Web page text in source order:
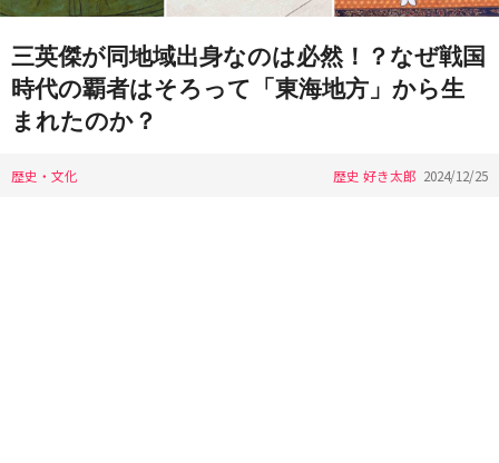
三英傑が同地域出身なのは必然！？なぜ戦国
時代の覇者はそろって「東海地方」から生
まれたのか？
歴史・文化 歴史 好き太郎 2024/12/25